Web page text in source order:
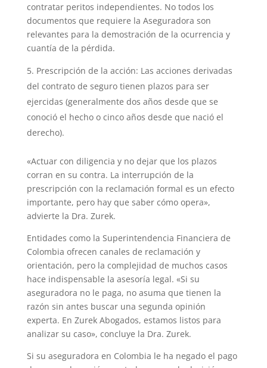
contratar peritos independientes. No todos los
documentos que requiere la Aseguradora son
relevantes para la demostración de la ocurrencia y
cuantía de la pérdida.
Prescripción de la acción: Las acciones derivadas
del contrato de seguro tienen plazos para ser
ejercidas (generalmente dos años desde que se
conoció el hecho o cinco años desde que nació el
derecho).
«Actuar con diligencia y no dejar que los plazos
corran en su contra. La interrupción de la
prescripción con la reclamación formal es un efecto
importante, pero hay que saber cómo opera»,
advierte la Dra. Zurek.
Entidades como la Superintendencia Financiera de
Colombia ofrecen canales de reclamación y
orientación, pero la complejidad de muchos casos
hace indispensable la asesoría legal. «Si su
aseguradora no le paga, no asuma que tienen la
razón sin antes buscar una segunda opinión
experta. En Zurek Abogados, estamos listos para
analizar su caso», concluye la Dra. Zurek.
Si su aseguradora en Colombia le ha negado el pago